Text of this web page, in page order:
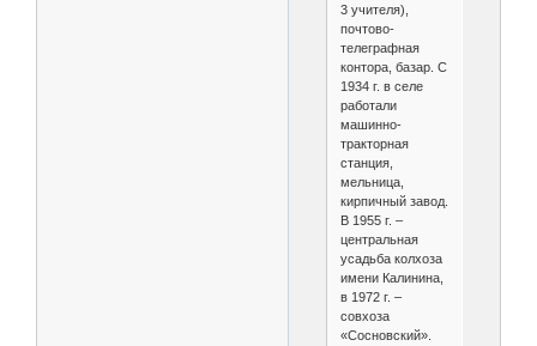
3 учителя),
почтово-
телеграфная
контора, базар. С
1934 г. в селе
работали
машинно-
тракторная
станция,
мельница,
кирпичный завод.
В 1955 г. –
центральная
усадьба колхоза
имени Калинина,
в 1972 г. –
совхоза
«Сосновский».